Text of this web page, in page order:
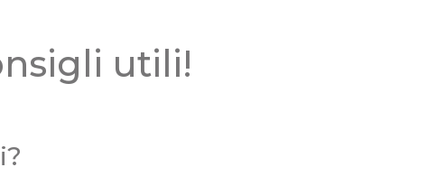
utili!